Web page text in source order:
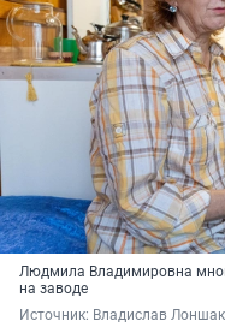
Людмила Владимировна
на заводе
Источник: Владислав